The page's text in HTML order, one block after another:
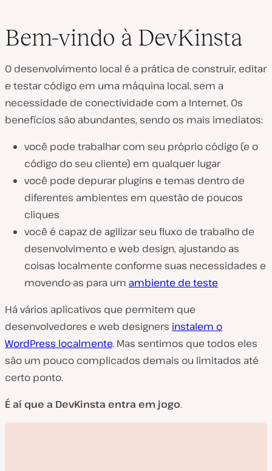
Bem-vindo à DevKinsta
O desenvolvimento local é a prática de construir, editar
e testar código em uma máquina local, sem a
necessidade de conectividade com a Internet. Os
benefícios são abundantes, sendo os mais imediatos:
você pode trabalhar com seu próprio código (e o
código do seu cliente) em qualquer lugar
você pode depurar plugins e temas dentro de
diferentes ambientes em questão de poucos
cliques
você é capaz de agilizar seu fluxo de trabalho de
desenvolvimento e web design, ajustando as
coisas localmente conforme suas necessidades e
movendo-as para um ambiente de teste
Há vários aplicativos que permitem que
desenvolvedores e web designers instalem o
WordPress localmente. Mas sentimos que todos eles
são um pouco complicados demais ou limitados até
certo ponto.
É aí que a DevKinsta entra em jogo.